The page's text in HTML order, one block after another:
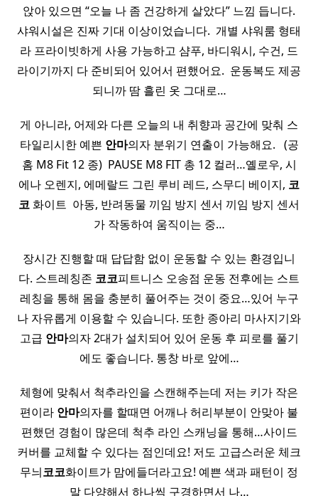
앉아 있으면 “오늘 나 좀 건강하게 살았다” 느낌 듭니다.
샤워시설은 진짜 기대 이상이었습니다. ​ 개별 샤워룸 형태
라 프라이빗하게 사용 가능하고 샴푸, 바디워시, 수건, 드
라이기까지 다 준비되어 있어서 편했어요. ​ 운동복도 제공
되니까 땀 흘린 옷 그대로…
게 아니라, 어제와 다른 오늘의 내 취향과 공간에 맞춰 스
타일리시한 예쁜 안마의자 분위기 연출이 가능해요. ​ ​ (공
홈 M8 Fit 12 종) ​ PAUSE M8 FIT 총 12 컬러…옐로우, 시
에나 오렌지, 에메랄드 그린 루비 레드, 스무디 베이지, 코
코 화이트 ​ 아동, 반려동물 끼임 방지 센서 끼임 방지 센서
가 작동하여 움직이는 중…
장시간 진행할 때 답답함 없이 운동할 수 있는 환경입니
다. 스트레칭존 코코피트니스 오송점 운동 전후에는 스트
레칭을 통해 몸을 충분히 풀어주는 것이 중요…있어 누구
나 자유롭게 이용할 수 있습니다. 또한 종아리 마사지기와
고급 안마의자 2대가 설치되어 있어 운동 후 피로를 풀기
에도 좋습니다. 통창 바로 앞에…
체형에 맞춰서 척추라인을 스캔해주는데 저는 키가 작은
편이라 안마의자를 할때면 어깨나 허리부분이 안맞아 불
편했던 경험이 많은데 척추 라인 스캐닝을 통해…사이드
커버를 교체할 수 있다는 점인데요! 저도 고급스러운 체크
무늬코코화이트가 맘에들더라고요! 예쁜 색과 패턴이 정
말 다양해서 하나씩 구경하면서 나…